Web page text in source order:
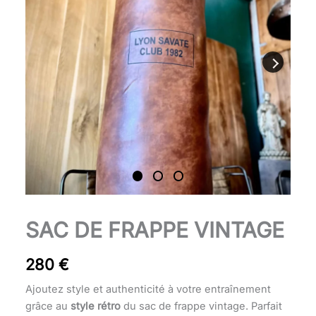
SAC DE FRAPPE VINTAGE
280 €
Ajoutez style et authenticité à votre entraînement
grâce au style rétrodu sac de frappe vintage. Parfait
quantité
de
de
vintage